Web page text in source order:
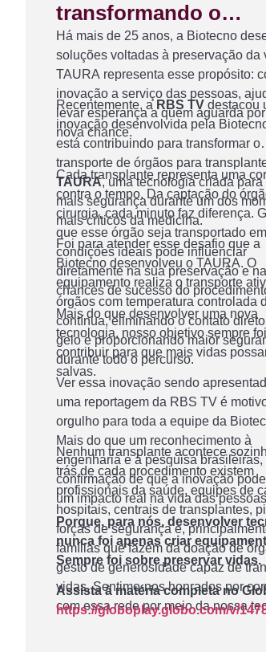
transformando o
transporte de órgãos
levando esperança a
pacientes que
por um transplante
Há mais de 25 anos, a Biotecno
soluções voltadas à preservação da
TAURA representa esse propósito:
inovação a serviço das pessoas,
levar esperança a quem aguarda
nova chance.
Recentemente, a RBS TV destacou
inovação desenvolvida pela
está contribuindo para transformar o
transporte de órgãos para
TAURA, uma tecnologia criada para
mais segurança durante um dos
mais críticos da medicina.
Cada transplante representa uma
contra o tempo. Da captação do
cirurgia, cada minuto faz diferença.
que esse órgão seja transportado em
condições ideais pode influenciar
diretamente na sua preservação e
chances de sucesso do
Foi para atender esse desafio que a
Biotecno desenvolveu o TAURA. O
equipamento realiza o transporte
órgãos com temperatura controlada
contínua, eliminando o contato
gelo e proporcionando maior
durante todo o percurso.
Mais do que desenvolver uma nova
tecnologia, nosso objetivo sempre foi
contribuir para que mais vidas
salvas.
Ver essa inovação sendo
uma reportagem da RBS TV é
orgulho para toda a equipe da
Mais do que um reconhecimento à
engenharia e à pesquisa brasileiras,
confirmação de que a inovação
um impacto real na vida das
Nenhum transplante acontece
trás de cada procedimento existem
profissionais da saúde, equipes de
hospitais, centrais de transplantes,
forças de segurança e,
famílias que fazem da doação de
gesto de generosidade capaz de
vidas. Sentimo-nos honrados por
com essa rede por meio da nossa
Porque, para nós, desenvolver
nunca foi apenas criar
Sempre foi sobre preservar vidas.
Assista à matéria completa no
https://globoplay.globo.com/v/